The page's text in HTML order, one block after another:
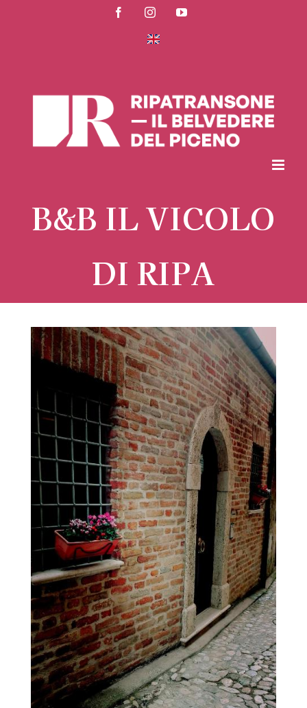
FacebookInstagramYouTube
B&B IL VICOLO
DI RIPA
Ingrandisci
immagine